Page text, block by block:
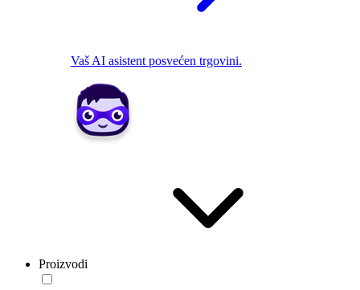
Vaš AI asistent posvećen trgovini.
Proizvodi